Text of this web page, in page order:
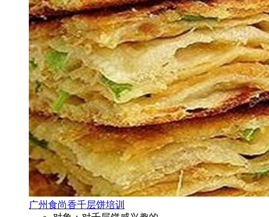
广州食尚香千层饼培训